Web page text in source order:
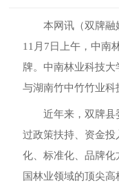
本网讯（双牌融
11月7日上午，中南
牌。中南林业科技
与湖南竹中竹竹业科
近年来，双牌县
过政策扶持、资金
化、标准化、品牌
国林业领域的顶尖